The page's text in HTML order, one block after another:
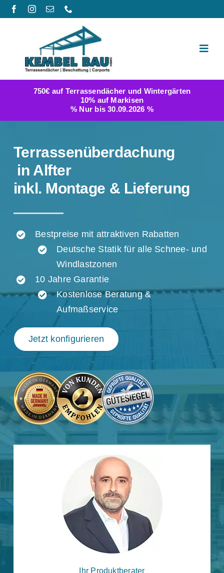
Zum
Produktwelt
FAQ
Konfigurator
750€ auf Terrassendächer und Wintergärten
10% auf Markisen
% Nur bis 30.09.2026 %
Terrassenüberdachung
in Alfter
inkl. Montage & Lieferung
Bestpreise mit attraktiven Rabatten
Deutsche Statik für alle Schnee- und
Windlastzonen
10 Jahre Garantie
Kostenlose Beratung &
Aufmaßservice
Jetzt konfigurieren
Ihr Produktberater